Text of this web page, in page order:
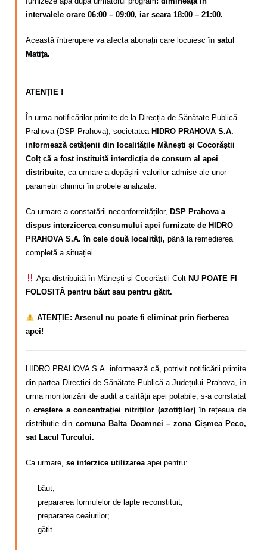
intervalele orare 06:00 – 09:00, iar seara 18:00 – 21:00.
Această întrerupere va afecta abonații care locuiesc în satul
Matița.
ATENȚIE !
În urma notificărilor primite de la Direcția de Sănătate Publică
Prahova (DSP Prahova), societatea HIDRO PRAHOVA S.A.
informează cetățenii din localitățile Mănești și Cocorăștii
Colț că a fost instituită interdicția de consum al apei
distribuite, ca urmare a depășirii valorilor admise ale unor
parametri chimici în probele analizate.
Ca urmare a constatării neconformităților, DSP Prahova a
dispus interzicerea consumului apei furnizate de HIDRO
PRAHOVA S.A. în cele două localități, până la remedierea
completă a situației.
Apa distribuită în Mănești și Cocorăștii Colț NU POATE FI
FOLOSITĂ pentru băut sau pentru gătit.
ATENȚIE: Arsenul nu poate fi eliminat prin fierberea
apei!
HIDRO PRAHOVA S.A. informează că, potrivit notificării primite
din partea Direcției de Sănătate Publică a Județului Prahova, în
urma monitorizării de audit a calității apei potabile, s-a constatat
o creștere a concentrației nitriților (azotiților)în rețeaua de
distribuție din comuna Balta Doamnei – zona Cișmea Peco,
sat Lacul Turcului.
Ca urmare, se interzice utilizareaapei pentru:
băut;
prepararea formulelor de lapte reconstituit;
prepararea ceaiurilor;
gătit.